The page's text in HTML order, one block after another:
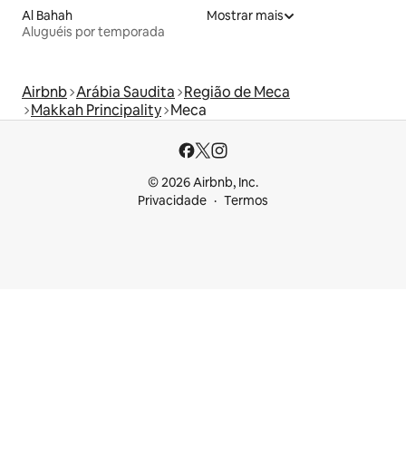
Al Bahah
Aluguéis por temporada
Mostrar mais
Airbnb Arábia Saudita Região de Meca
Makkah Principality Meca
© 2026 Airbnb, Inc.
Privacidade
Termos